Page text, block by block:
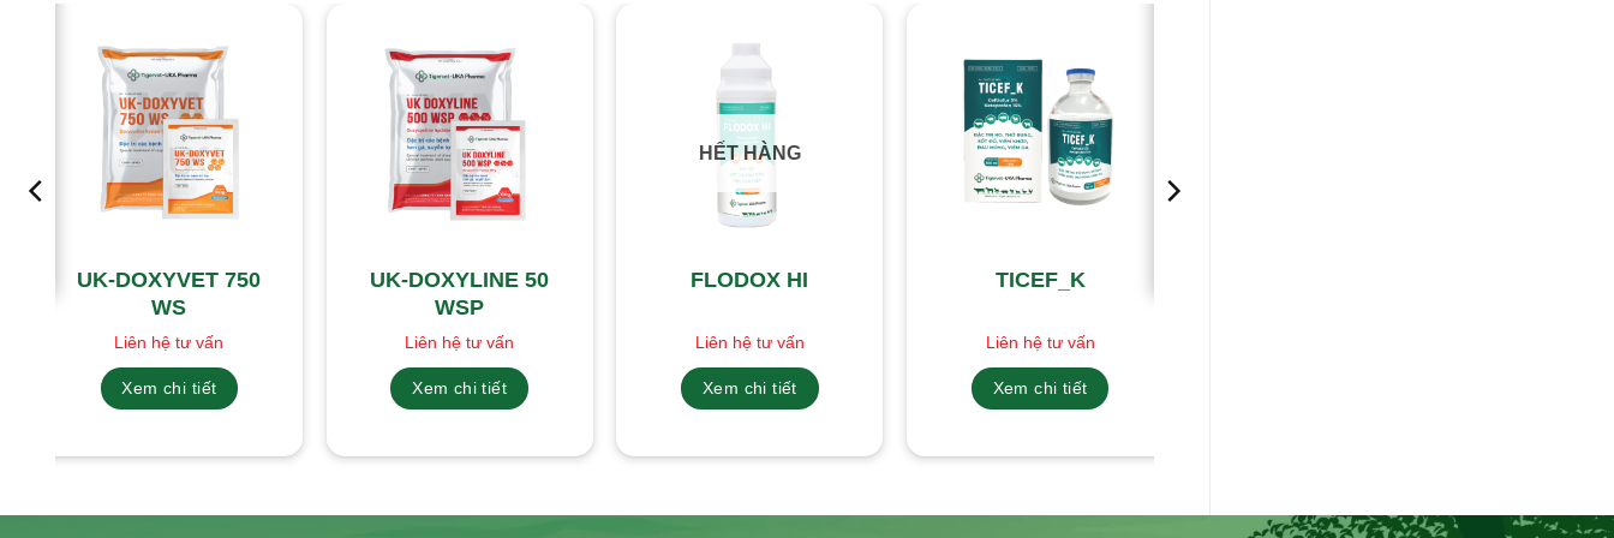
UK-DOXYVET 750
WS
Liên hệ tư vấn
Xem chi tiết
UK-DOXYLINE 50
WSP
Liên hệ tư vấn
Xem chi tiết
HẾT HÀNG
FLODOX HI
Liên hệ tư vấn
Xem chi tiết
TICEF_K
Liên hệ tư vấn
Xem chi tiết